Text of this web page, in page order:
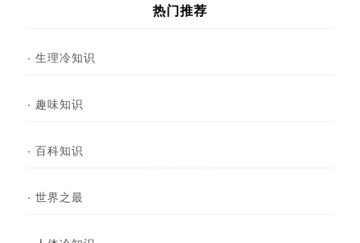
热门推荐
· 生理冷知识
· 趣味知识
· 百科知识
· 世界之最